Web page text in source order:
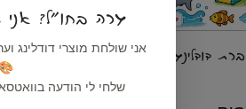
גרה בחו"ל? אני
אני שולחת מוצרי דודלינג
🎨
שלחי לי הודעה
דודלינג לילדים